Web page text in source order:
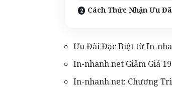
Cách Thức Nhận Ưu
Ưu Đãi Đặc Biệt từ In-
In-nhanh.net Giảm Giá
In-nhanh.net: Chương